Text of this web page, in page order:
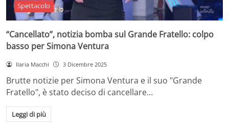
Spettacolo
“Cancellato”, notizia bomba sul Grande Fratello: colpo
basso per Simona Ventura
Ilaria Macchi 3 Dicembre 2025
Brutte notizie per Simona Ventura e il suo "Grande
Fratello", è stato deciso di cancellare…
Leggi di più